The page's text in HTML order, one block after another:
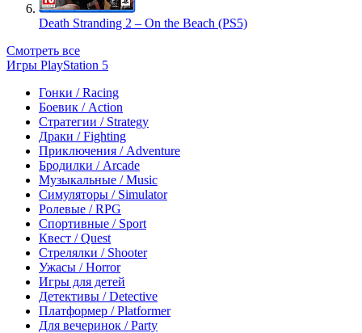
Death Stranding 2 – On the Beach (PS5)
Смотреть все
Игры PlayStation 5
Гонки / Racing
Боевик / Action
Стратегии / Strategy
Драки / Fighting
Приключения / Adventure
Бродилки / Arcade
Музыкальные / Music
Симуляторы / Simulator
Ролевые / RPG
Спортивные / Sport
Квест / Quest
Стрелялки / Shooter
Ужасы / Horror
Игры для детей
Детективы / Detective
Платформер / Platformer
Для вечеринок / Party